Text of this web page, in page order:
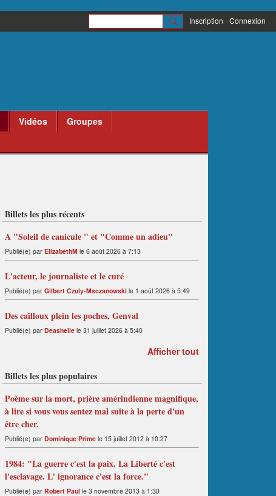
Inscription Connexion
Vidéos
Groupes
Billets les plus récents
A "Soleil de canicule " et "Comme un adieu"
Publié(e) par ElizabethM le 6 août 2026 à 7:13
L'acteur, le journaliste et le curé
Publié(e) par Gilbert Czuly-Msczanowski le 1 août 2026 à 5:49
Des cailloux plein les poches, Genval
Publié(e) par Deashelle le 31 juillet 2026 à 5:40
Afficher tout
Billets les plus populaires
Poème sur la mort, prière amérindienne magnifique,
à lire si vous vous sentez mal suite à la perte d'un
être cher.
Publié(e) par Dominique Prime le 15 juillet 2012 à 10:27
1984: "La guerre c'est la paix. La Liberté c'est
l'esclavage. L' ignorance c'est la force."
Publié(e) par Robert Paul le 3 novembre 2013 à 1:30